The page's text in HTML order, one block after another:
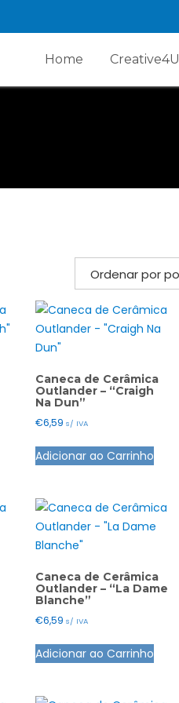
Home Creative4U
Caneca de Cerâmica
Outlander – “Craigh
Na Dun”
€6,59 s/ IVA
Adicionar ao Carrinho
Caneca de Cerâmica
Outlander – “La Dame
Blanche”
€6,59 s/ IVA
Adicionar ao Carrinho